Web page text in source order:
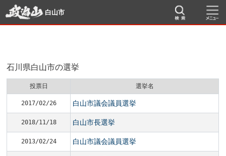
白山市
石川県白山市の選挙
投票日 選挙名
2017/02/26 白山市議会議員選挙
2018/11/18 白山市長選挙
2013/02/24 白山市議会議員選挙